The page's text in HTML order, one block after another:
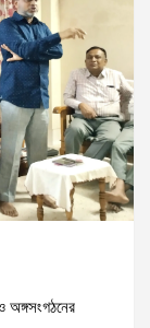
অঙ্গসংগঠনের